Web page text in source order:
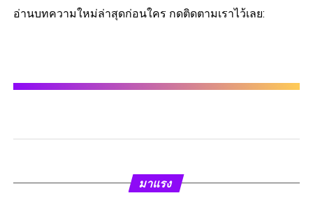
อ่านบทความใหม่ล่าสุดก่อนใคร กดติดตามเราไว้เลย:
มาแรง